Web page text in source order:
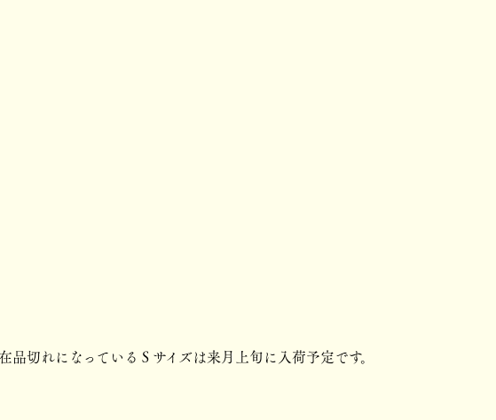
切れになっているＳサイズは来月上旬に入荷予定です。